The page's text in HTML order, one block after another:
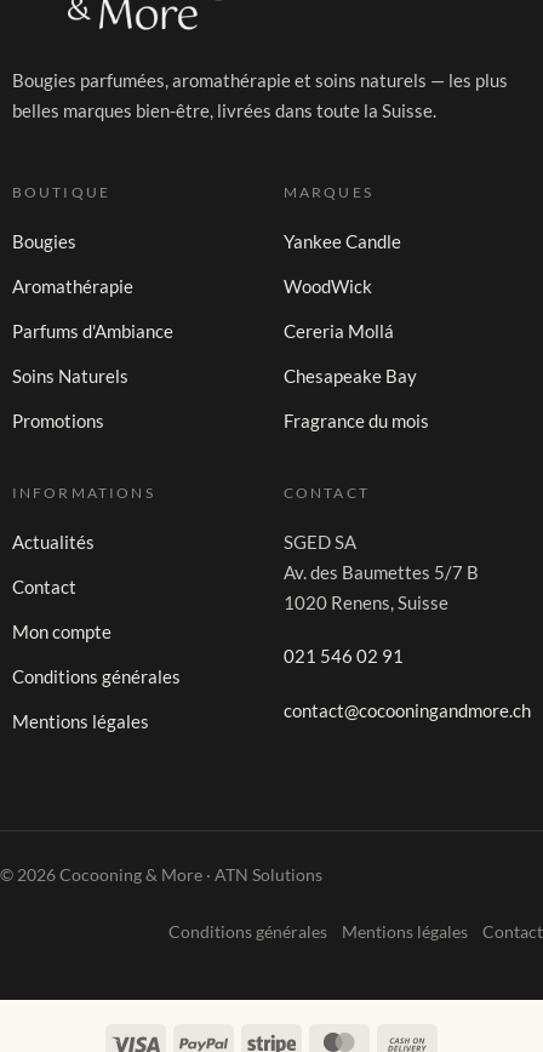
Bougies parfumées, aromathérapie et soins naturels — les plus
belles marques bien-être, livrées dans toute la Suisse.
BOUTIQUE
Bougies
Aromathérapie
Parfums d'Ambiance
Soins Naturels
Promotions
MARQUES
Yankee Candle
WoodWick
Cereria Mollá
Chesapeake Bay
Fragrance du mois
INFORMATIONS
Actualités
Contact
Mon compte
Conditions générales
Mentions légales
CONTACT
SGED SA
Av. des Baumettes 5/7 B
1020 Renens, Suisse
021 546 02 91
contact@cocooningandmore.ch
© 2026 Cocooning & More · ATN Solutions
Conditions générales Mentions légales Contact
Visa PayPal Stripe MasterCard